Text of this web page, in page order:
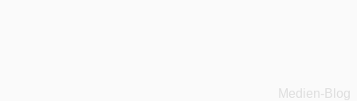
Medien-Blog